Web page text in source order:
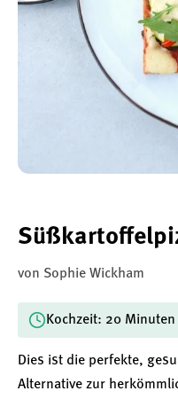
von Sophie Wickham
Kochzeit: 20 Minuten
Dies ist die perfekte,
Alternative zur